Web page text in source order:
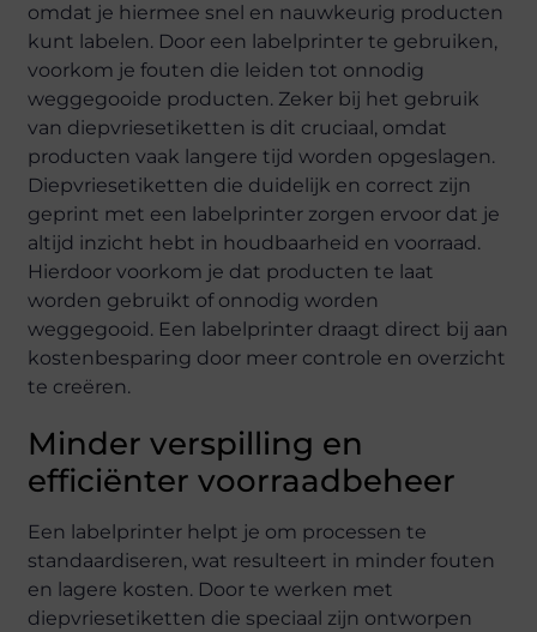
omdat je hiermee snel en nauwkeurig producten
kunt labelen. Door een labelprinter te gebruiken,
voorkom je fouten die leiden tot onnodig
weggegooide producten. Zeker bij het gebruik
van diepvriesetiketten is dit cruciaal, omdat
producten vaak langere tijd worden opgeslagen.
Diepvriesetiketten die duidelijk en correct zijn
geprint met een labelprinter zorgen ervoor dat je
altijd inzicht hebt in houdbaarheid en voorraad.
Hierdoor voorkom je dat producten te laat
worden gebruikt of onnodig worden
weggegooid. Een labelprinter draagt direct bij aan
kostenbesparing door meer controle en overzicht
te creëren.
Minder verspilling en
efficiënter voorraadbeheer
Een labelprinter helpt je om processen te
standaardiseren, wat resulteert in minder fouten
en lagere kosten. Door te werken met
diepvriesetiketten die speciaal zijn ontworpen